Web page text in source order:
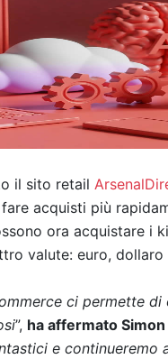
il sito retail
acquisti più
ora acquistare i
valute: euro,
ci permette di
”, ha affermato
e continueremo